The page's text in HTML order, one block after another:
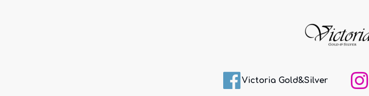
Victoria Gold&Silver